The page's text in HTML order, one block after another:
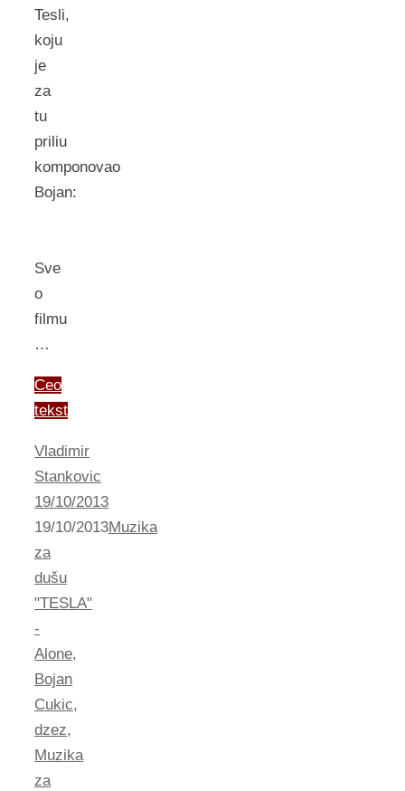
Tesli,
koju
je
za
tu
priliu
komponovao
Bojan:
Sve
o
filmu
…
Ceo
tekst
Vladimir
Stankovic
19/10/2013
19/10/2013Muzika
za
dušu
"TESLA"
-
Alone,
Bojan
Cukic,
dzez,
Muzika
za